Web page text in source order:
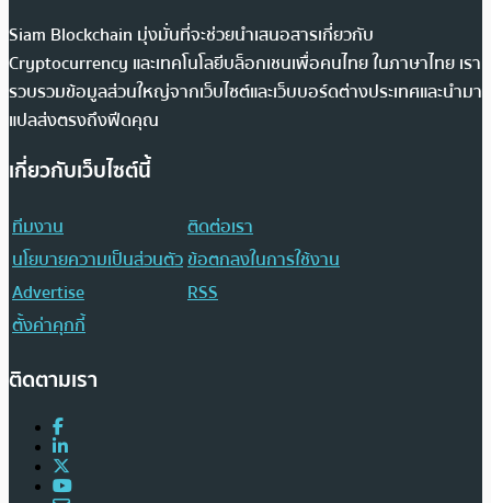
Siam Blockchain มุ่งมั่นที่จะช่วยนำเสนอสารเกี่ยวกับ
Cryptocurrency และเทคโนโลยีบล็อกเชนเพื่อคนไทย ในภาษาไทย เรา
รวบรวมข้อมูลส่วนใหญ่จากเว็บไซต์และเว็บบอร์ดต่างประเทศและนำมา
แปลส่งตรงถึงฟีดคุณ
เกี่ยวกับเว็บไซต์นี้
ทีมงาน
ติดต่อเรา
นโยบายความเป็นส่วนตัวข้อตกลงในการใช้งาน
Advertise
RSS
ตั้งค่าคุกกี้
ติดตามเรา